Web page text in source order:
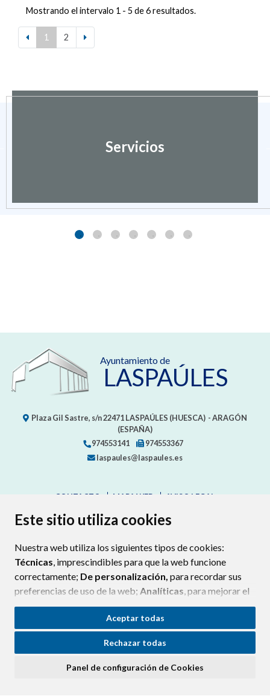
Este sitio utiliza cookies
Nuestra web utiliza los siguientes tipos de cookies:
Técnicas, imprescindibles para que la web funcione
correctamente; De personalización, para recordar sus
preferencias de uso de la web; Analíticas, para mejorar el
funcionamiento de la web y sus servicios.
Si acepta pulsando el botón“Aceptar todas”
consideramos que acepta su uso. Si pulsa el botón
ninguna acción, se guardarán las cookies técnicas
Aceptar todas
Rechazar todas
Panel de configuración de Cookies
Mostrando el intervalo 1 - 5 de 6 resultados.
1 2
Servicios
Ayuntamiento de
LASPAÚLES
Plaza Gil Sastre, s/n22471LASPAÚLES (HUESCA) - ARAGÓN
(ESPAÑA)
974553141
974553367
laspaules@laspaules.es
CONTACTO MAPA WEB
AVISO LEGAL
PROTECCIÓN DE DATOS
POLÍTICA DE COOKIES